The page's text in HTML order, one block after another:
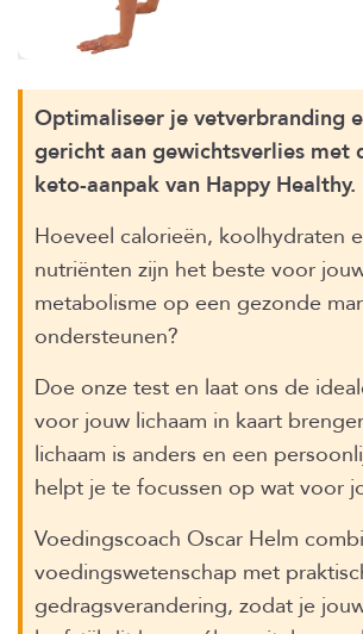
Optimaliseer je vetverbranding
gericht aan gewichtsverlies met
keto-aanpak van Happy Healthy.
Hoeveel calorieën, koolhydraten
nutriënten zijn het beste voor
metabolisme op een gezonde
ondersteunen?
Doe onze test en laat ons de
voor jouw lichaam in kaart
lichaam is anders en een
helpt je te focussen op wat voor
Voedingscoach Oscar Helm
voedingswetenschap met
gedragsverandering, zodat je